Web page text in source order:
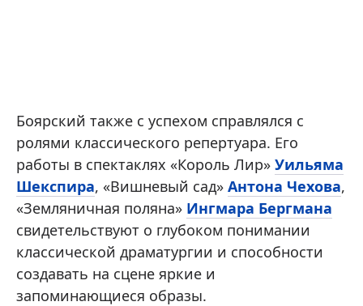
Боярский также с успехом справлялся с
ролями классического репертуара. Его
работы в спектаклях «Король Лир» Уильяма
Шекспира, «Вишневый сад» Антона Чехова,
«Земляничная поляна» Ингмара Бергмана
свидетельствуют о глубоком понимании
классической драматургии и способности
создавать на сцене яркие и
запоминающиеся образы.